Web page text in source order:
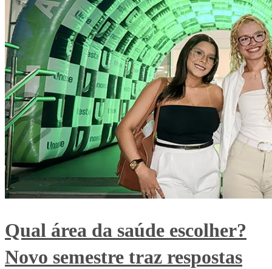
Qual área da saúde escolher?
Novo semestre traz respostas